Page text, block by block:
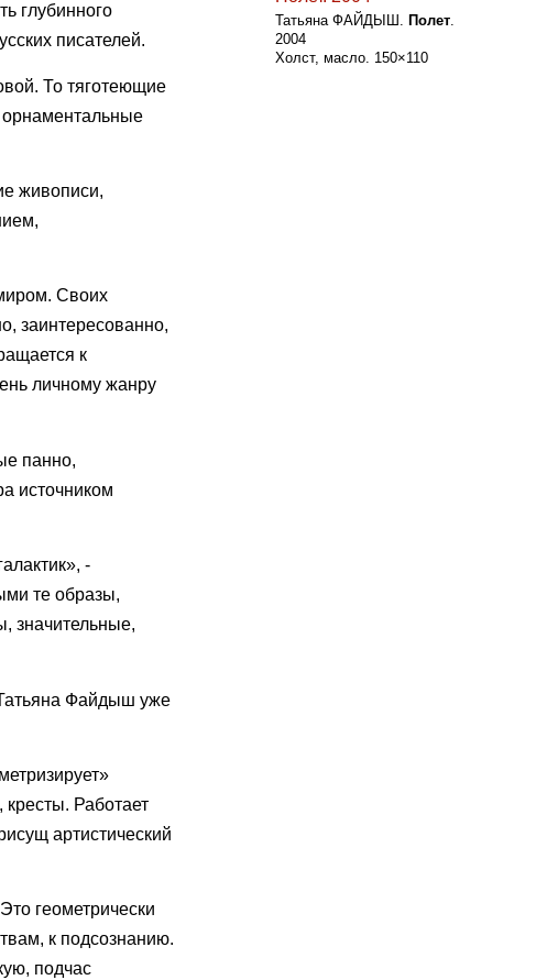
глубинного
писателей.
То тяготеющие
орнаментальные
живописи,
Своих
заинтересованно,
к
личному жанру
панно,
источником
-
те образы,
значительные,
Татьяна Файдыш уже
Работает
артистический
геометрически
к подсознанию.
подчас
Татьяна ФАЙДЫШ. Полет.
2004
Холст, масло. 150×110